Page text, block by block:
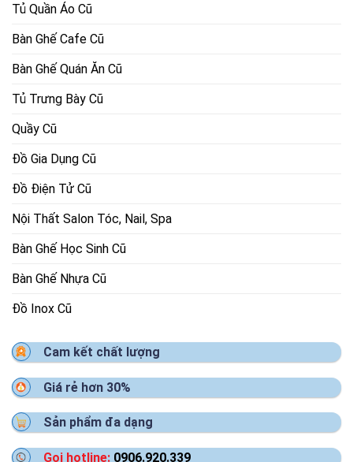
Tủ Quần Áo Cũ
Bàn Ghế Cafe Cũ
Bàn Ghế Quán Ăn Cũ
Tủ Trưng Bày Cũ
Quầy Cũ
Đồ Gia Dụng Cũ
Đồ Điện Tử Cũ
Nội Thất Salon Tóc, Nail, Spa
Bàn Ghế Học Sinh Cũ
Bàn Ghế Nhựa Cũ
Đồ Inox Cũ
Cam kết chất lượng
Giá rẻ hơn 30%
Sản phẩm đa dạng
Gọi hotline: 0906.920.339